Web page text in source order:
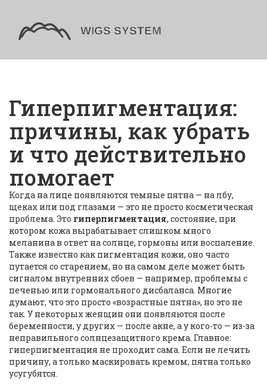
Гиперпигментация:
причины, как убрать
и что действительно
помогает
Когда на лице появляются темные пятна — на лбу,
щеках или под глазами — это не просто косметическая
проблема. Это гиперпигментация, состояние, при
котором кожа вырабатывает слишком много
меланина в ответ на солнце, гормоны или воспаление.
Также известно как пигментация кожи, оно часто
путается со старением, но на самом деле может быть
сигналом внутренних сбоев — например, проблемы с
печенью или гормонального дисбаланса. Многие
думают, что это просто «возрастные пятна», но это не
так. У некоторых женщин они появляются после
беременности, у других — после акне, а у кого-то — из-за
неправильного солнцезащитного крема. Главное:
гиперпигментация не проходит сама. Если не лечить
причину, а только маскировать кремом, пятна только
усугубятся.